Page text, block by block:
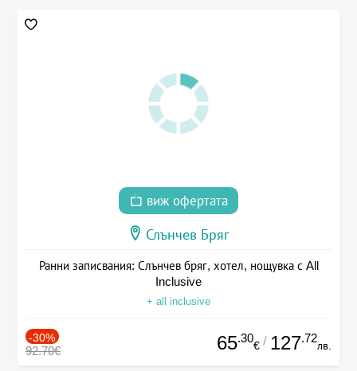
виж офертата
Слънчев Бряг
Ранни записвания: Слънчев бряг, хотел, нощувка с All
Inclusive
+ all inclusive
-30%
92.70€ 65.30
€ / 127.72
лв.